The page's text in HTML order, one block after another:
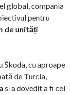
global, compania
pentru
de unități
Škoda, cu aproape
de Turcia,
s-a dovedit a fi cel